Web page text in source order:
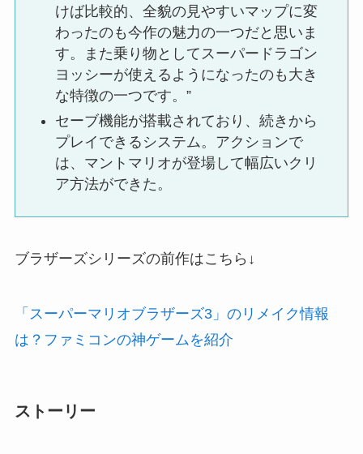
けば比較的、全貌の見やすいマップに変
わったのも今作の魅力の一つだと思いま
す。また乗り物としてスーパードラゴン
ヨッシーが使えるようになったのも大き
な特徴の一つです。”
セーブ機能が搭載されており、続きから
プレイできるシステム。アクションで
は、マントマリオが登場して幅広いクリ
ア方法ができた。
ブラザーズシリーズの前作はこちら↓
「スーパーマリオブラザーズ3」のリメイク情報
は？ファミコンの神ゲームを紹介
ストーリー